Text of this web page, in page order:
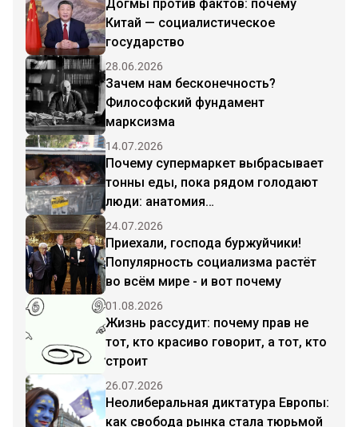
Догмы против фактов: почему
Китай — социалистическое
государство
28.06.2026
Зачем нам бесконечность?
Философский фундамент
марксизма
14.07.2026
Почему супермаркет выбрасывает
тонны еды, пока рядом голодают
люди: анатомия
капиталистического абсурда
24.07.2026
Приехали, господа буржуйчики!
Популярность социализма растёт
во всём мире - и вот почему
01.08.2026
Жизнь рассудит: почему прав не
тот, кто красиво говорит, а тот, кто
строит
26.07.2026
Неолиберальная диктатура Европы:
как свобода рынка стала тюрьмой